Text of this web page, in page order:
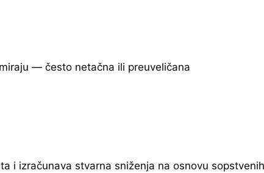
— često netačna ili preuveličana
i izračunava stvarna sniženja na osnovu